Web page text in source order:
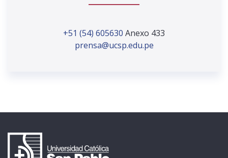
+51 (54) 605630 Anexo 433
prensa@ucsp.edu.pe